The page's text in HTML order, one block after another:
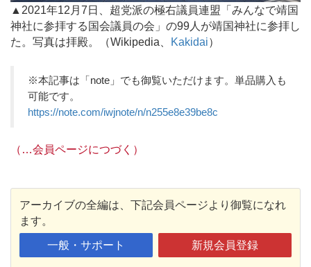
▲2021年12月7日、超党派の極右議員連盟「みんなで靖国
神社に参拝する国会議員の会」の99人が靖国神社に参拝し
た。写真は拝殿。（Wikipedia、
Kakidai）
※本記事は「note」でも御覧いただけます。単品購入も
可能です。
https://note.com/iwjnote/n/n255e8e39be8c
（…会員ページにつづく）
アーカイブの全編は、下記会員ページより御覧になれ
ます。
一般・サポート 新規会員登録